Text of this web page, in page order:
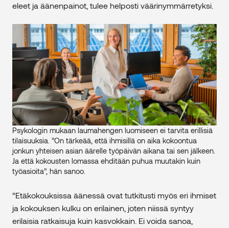
eleet ja äänenpainot, tulee helposti väärinymmärretyksi.
Psykologin mukaan laumahengen luomiseen ei tarvita erillisiä
tilaisuuksia. ”On tärkeää, että ihmisillä on aika kokoontua
jonkun yhteisen asian äärelle työpäivän aikana tai sen jälkeen.
Ja että kokousten lomassa ehditään puhua muutakin kuin
työasioita”, hän sanoo.
”Etäkokouksissa äänessä ovat tutkitusti myös eri ihmiset
ja kokouksen kulku on erilainen, joten niissä syntyy
erilaisia ratkaisuja kuin kasvokkain. Ei voida sanoa,